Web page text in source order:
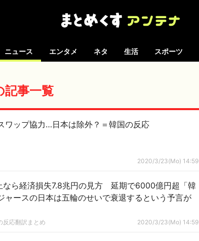
ニュース エンタメ ネタ 生活 スポーツ
事一覧
ワップ協力…日本は除外？＝韓国の反応
2020/3/23(Mo) 14:59
なら経済損失7.8兆円の見方 延期で6000億円超「韓
ャースの日本は五輪のせいで衰退するという予言が
反応翻訳まとめ 2020/3/23(Mo) 14:59